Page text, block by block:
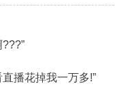
播花掉我一万多!”